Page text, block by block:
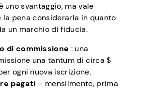
uno svantaggio, ma vale
la pena considerarla in quanto
un marchio di fiducia.
di commissione : una
una tantum di circa $
ogni nuova iscrizione.
pagati – mensilmente, prima